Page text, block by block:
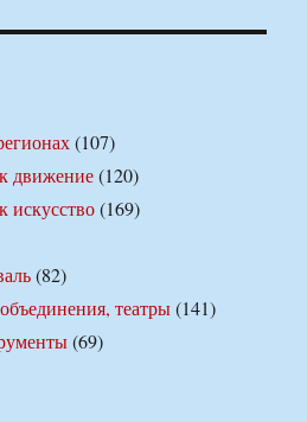
(107)
движение(120)
искусство(169)
(82)
театры(141)
(69)